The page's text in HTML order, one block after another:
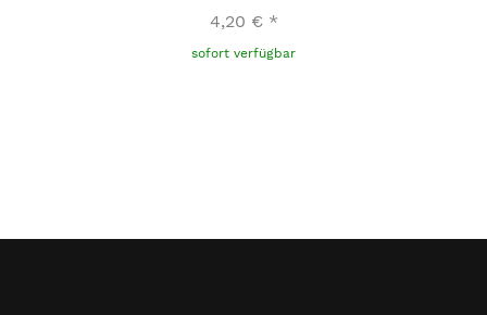
4,20 € *
sofort verfügbar